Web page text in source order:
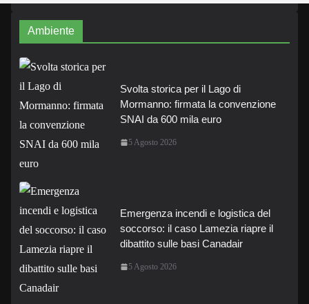
Ambiente
Svolta storica per il Lago di
Mormanno: firmata la convenzione
SNAI da 600 mila euro
5 Agosto 2026
Emergenza incendi e logistica del
soccorso: il caso Lamezia riapre il
dibattito sulle basi Canadair
5 Agosto 2026